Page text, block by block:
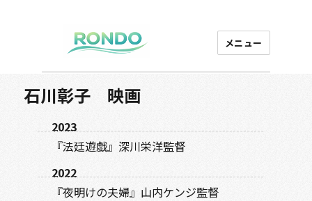
ロンド
芸能プロダクション
メニュー
石川彰子 映画
2023
『法廷遊戯』深川栄洋監督
2022
『夜明けの夫婦』山内ケンジ監督